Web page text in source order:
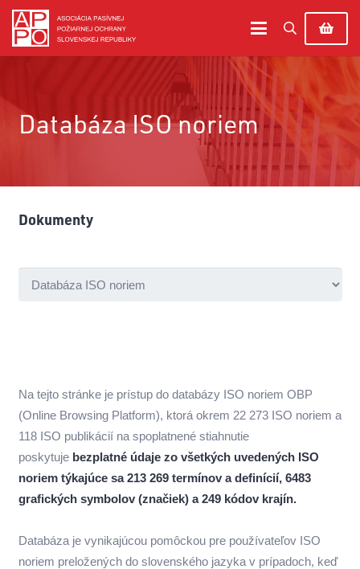
Databáza ISO noriem
Dokumenty
Na tejto stránke je prístup do databázy ISO noriem OBP
(Online Browsing Platform), ktorá okrem 22 273 ISO noriem a
118 ISO publikácií na spoplatnené stiahnutie
poskytuje bezplatné údaje zo všetkých uvedených ISO
noriem týkajúce sa 213 269 termínov a definícií, 6483
grafických symbolov (značiek) a 249 kódov krajín.
Databáza je vynikajúcou pomôckou pre používateľov ISO
noriem preložených do slovenského jazyka v prípadoch, keď